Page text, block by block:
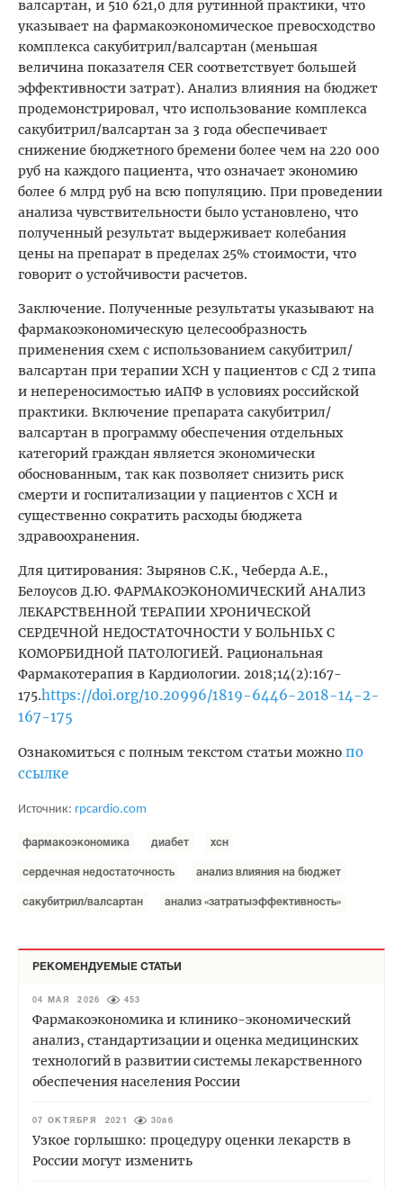
валсартан, и 510 621,0 для рутинной практики, что
указывает на фармакоэкономическое превосходство
комплекса сакубитрил/валсартан (меньшая
величина показателя CER соответствует большей
эффективности затрат). Анализ влияния на бюджет
продемонстрировал, что использование комплекса
сакубитрил/валсартан за 3 года обеспечивает
снижение бюджетного бремени более чем на 220 000
руб на каждого пациента, что означает экономию
более 6 млрд руб на всю популяцию. При проведении
анализа чувствительности было установлено, что
полученный результат выдерживает колебания
цены на препарат в пределах 25% стоимости, что
говорит о устойчивости расчетов.
Заключение. Полученные результаты указывают на
фармакоэкономическую целесообразность
применения схем с использованием сакубитрил/
валсартан при терапии ХСН у пациентов с СД 2 типа
и непереносимостью иАПФ в условиях российской
практики. Включение препарата сакубитрил/
валсартан в программу обеспечения отдельных
категорий граждан является экономически
обоснованным, так как позволяет снизить риск
смерти и госпитализации у пациентов с ХСН и
существенно сократить расходы бюджета
здравоохранения.
Для цитирования: Зырянов С.К., Чеберда А.Е.,
Белоусов Д.Ю. ФАРМАКОЭКОНОМИЧЕСКИЙ АНАЛИЗ
ЛЕКАРСТВЕННОЙ ТЕРАПИИ ХРОНИЧЕСКОЙ
СЕРДЕЧНОЙ НЕДОСТАТОЧНОСТИ У БОЛЬНЫХ С
КОМОРБИДНОЙ ПАТОЛОГИЕЙ. Рациональная
Фармакотерапия в Кардиологии. 2018;14(2):167-
175.https://doi.org/10.20996/1819-6446-2018-14-2-
167-175
Ознакомиться с полным текстом статьи можно по
ссылке
Источник: rpcardio.com
фармакоэкономика диабет хсн
сердечная недостаточность анализ влияния на бюджет
сакубитрил/валсартан анализ «затратыэффективность»
РЕКОМЕНДУЕМЫЕ СТАТЬИ
04 МАЯ 2026 453
Фармакоэкономика и клинико-экономический
анализ, стандартизации и оценка медицинских
технологий в развитии системы лекарственного
обеспечения населения России
07 ОКТЯБРЯ 2021 3086
Узкое горлышко: процедуру оценки лекарств в
России могут изменить